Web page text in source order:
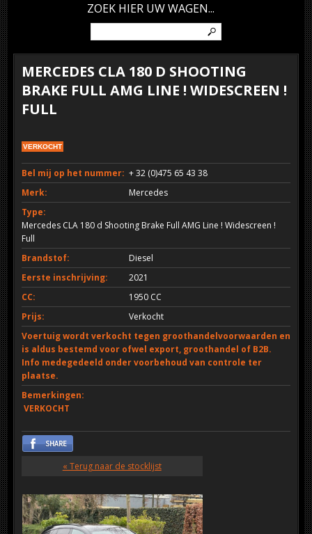
ZOEK HIER UW WAGEN...
MERCEDES CLA 180 D SHOOTING
BRAKE FULL AMG LINE ! WIDESCREEN !
FULL
VERKOCHT
Bel mij op het nummer: + 32 (0)475 65 43 38
Merk:
Mercedes
Type:
Mercedes CLA 180 d Shooting Brake Full AMG Line ! Widescreen !
Full
Brandstof:
Diesel
Eerste inschrijving:
2021
CC:
1950 CC
Prijs:
Verkocht
Voertuig wordt verkocht tegen groothandelvoorwaarden en
is aldus bestemd voor ofwel export, groothandel of B2B.
Info medegedeeld onder voorbehoud van controle ter
plaatse.
Bemerkingen:
VERKOCHT
« Terug naar de stocklijst